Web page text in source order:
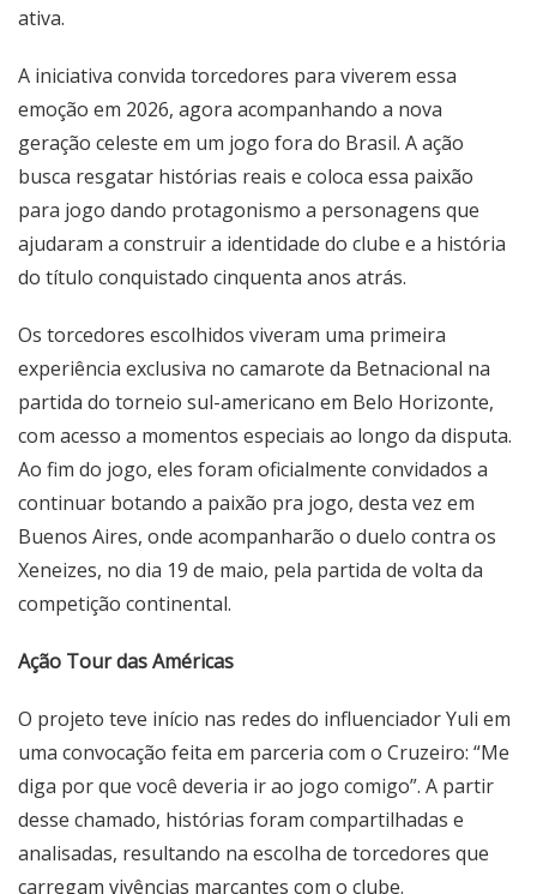
ativa.
A iniciativa convida torcedores para viverem essa
emoção em 2026, agora acompanhando a nova
geração celeste em um jogo fora do Brasil. A ação
busca resgatar histórias reais e coloca essa paixão
para jogo dando protagonismo a personagens que
ajudaram a construir a identidade do clube e a história
do título conquistado cinquenta anos atrás.
Os torcedores escolhidos viveram uma primeira
experiência exclusiva no camarote da Betnacional na
partida do torneio sul-americano em Belo Horizonte,
com acesso a momentos especiais ao longo da disputa.
Ao fim do jogo, eles foram oficialmente convidados a
continuar botando a paixão pra jogo, desta vez em
Buenos Aires, onde acompanharão o duelo contra os
Xeneizes, no dia 19 de maio, pela partida de volta da
competição continental.
Ação Tour das Américas
O projeto teve início nas redes do influenciadorYuli em
uma convocação feita em parceria com o Cruzeiro: “Me
diga por que você deveria ir ao jogo comigo”. A partir
desse chamado, histórias foram compartilhadas e
analisadas, resultando na escolha de torcedores que
carregam vivências marcantes com o clube.